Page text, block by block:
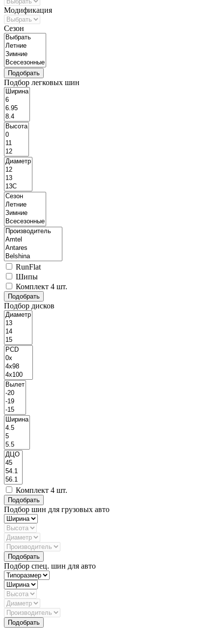
Модификация
Сезон
Подбор легковых шин
RunFlat
Шипы
Комплект 4 шт.
Подбор дисков
Комплект 4 шт.
Подбор шин для грузовых авто
Подбор спец. шин для авто